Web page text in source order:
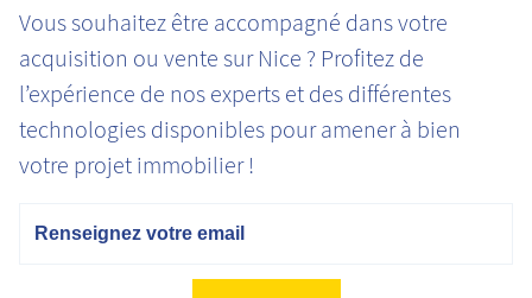
Vous souhaitez être accompagné dans votre
acquisition ou vente sur Nice ? Profitez de
l’expérience de nos experts et des différentes
technologies disponibles pour amener à bien
votre projet immobilier !